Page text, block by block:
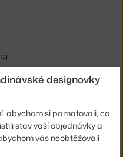
designovky
abychom si pamatovali, co
stav vaší objednávky a
vás neobtěžovali